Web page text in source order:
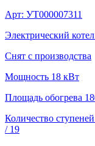
Арт: УТ000007311
Электрический
Снят с производства
Мощность 18 кВт
Площадь обогрева
Количество
/ 19